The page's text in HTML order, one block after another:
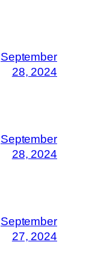
September
28, 2024
September
28, 2024
September
27, 2024